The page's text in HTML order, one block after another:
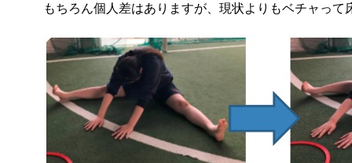
もちろん個人差はありますが、現状よりもベチャっ